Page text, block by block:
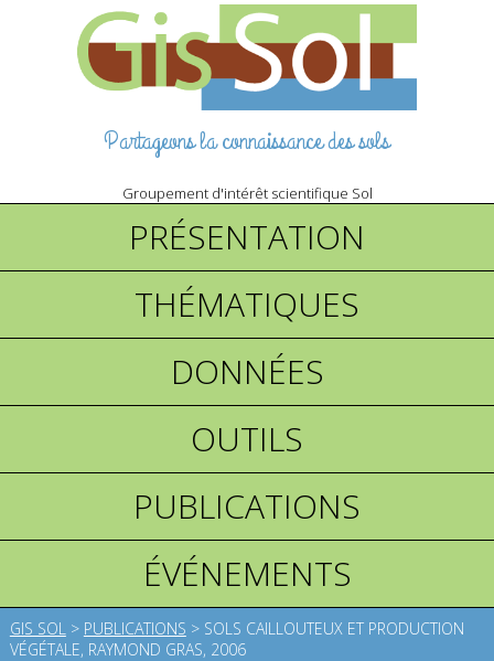
Partageons la connaissance des sols
Groupement d'intérêt scientifique Sol
PRÉSENTATION
THÉMATIQUES
DONNÉES
OUTILS
PUBLICATIONS
ÉVÉNEMENTS
GIS SOL > PUBLICATIONS > SOLS CAILLOUTEUX ET PRODUCTION
VÉGÉTALE, RAYMOND GRAS, 2006